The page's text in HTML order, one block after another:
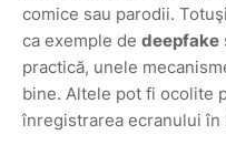
comice sau parodii.
ca exemple de deepfake
practică, unele
bine. Altele pot fi ocolite
înregistrarea ecranului în